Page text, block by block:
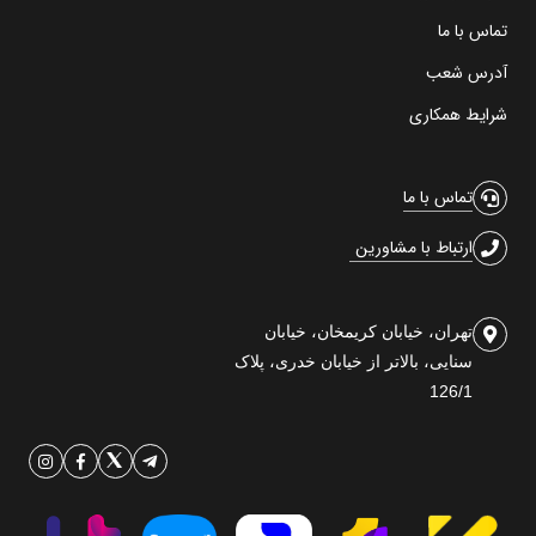
تماس با ما
آدرس شعب
شرایط همکاری
تماس با ما
ارتباط با مشاورین
تهران، خیابان کریمخان، خیابان
سنایی، بالاتر از خیابان خدری، پلاک
126/1